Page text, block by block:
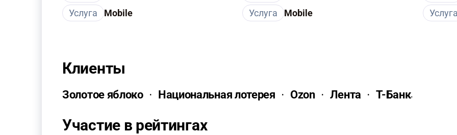
Услуга
Mobile
Услуга
Mobile
Услуга
Клиенты
Золотое яблоко Национальная лотерея Ozon Лента Т-Банк.
Участие в рейтингах